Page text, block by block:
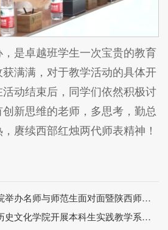
是卓越班学生一次宝贵的教育
满满，对于教学活动的具体开
动结束后，同学们依然积极讨
新思维的老师，多思考，勤总
赓续西部红烛两代师表精神！
范生面对面暨陕西师范大学——新疆师范大学师范专业联合报告会
文化学院开展本科生实践教学系列活动